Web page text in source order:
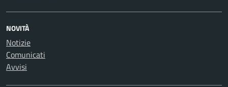
NOVITÀ
Notizie
Comunicati
Avvisi